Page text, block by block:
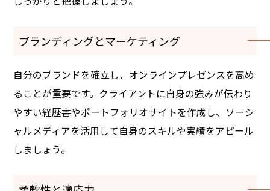
ブランディングとマーケティング
自分のブランドを確立し、オンラインプレゼンスを高め
ることが重要です。クライアントに自身の強みが伝わり
やすい経歴書やポートフォリオサイトを作成し、ソーシ
ャルメディアを活用して自身のスキルや実績をアピール
しましょう。